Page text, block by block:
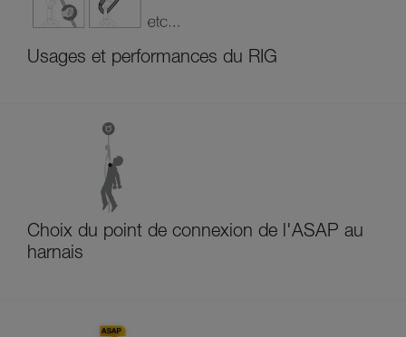
Usages et performances du RIG
Choix du point de connexion de l'ASAP au
harnais